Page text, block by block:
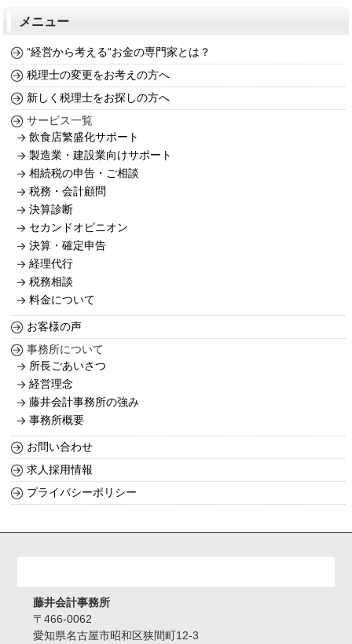
メニュー
“経営から考える“お金の専門家とは？
税理士の変更をお考えの方へ
新しく税理士をお探しの方へ
サービス一覧
飲食店繁盛化サポート
製造業・建設業向けサポート
相続税の申告・ご相談
税務・会計顧問
決算診断
セカンドオピニオン
決算・確定申告
経理代行
税務相談
料金について
お客様の声
事務所について
所長ごあいさつ
経営理念
藤井会計事務所の強み
事務所概要
お問い合わせ
求人採用情報
プライバシーポリシー
藤井会計事務所
〒466-0062
愛知県名古屋市昭和区狭間町12-3